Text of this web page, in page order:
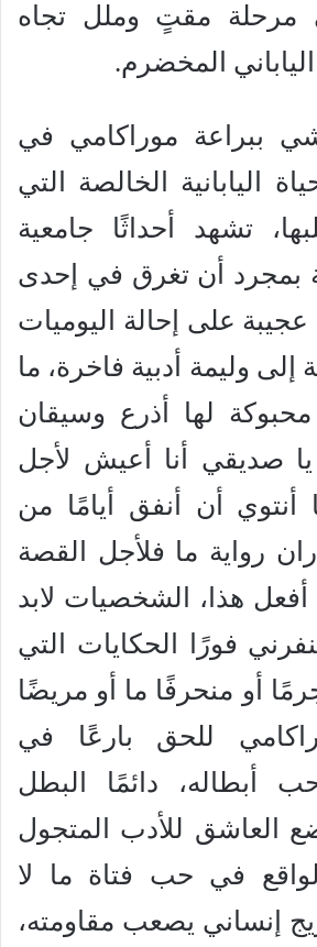
مقتٍ وملل تجاه
المخضرم.
ببراعة موراكامي في
اليابانية الخالصة التي
تشهد أحداثًا جامعية
بمجرد أن تغرق في إحدى
عجيبة على إحالة اليوميات
إلى وليمة أدبية فاخرة، ما
لها أذرع وسيقان
صديقي أنا أعيش لأجل
أنتوي أن أنفق أيامًا من
رواية ما فلأجل القصة
هذا، الشخصيات لابد
فورًا الحكايات التي
أو منحرفًا ما أو مريضًا
للحق بارعًا في
أبطاله، دائمًا البطل
العاشق للأدب المتجول
في حب فتاة ما لا
إنساني يصعب مقاومته،